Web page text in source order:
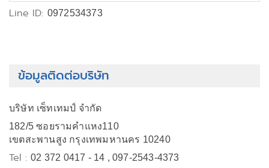
Line ID: 0972534373
ข้อมูลติดต่อบริษัท
บริษัท เซ็ทเทมป์ จำกัด
182/5 ซอยรามคำแหง110
เขตสะพานสูง กรุงเทพมหานคร 10240
Tel :02 372 0417 - 14 , 097-2543-4373